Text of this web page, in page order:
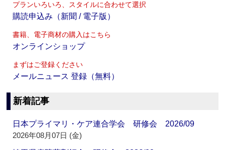
プランいろいろ、スタイルに合わせて選択
購読申込み（新聞 / 電子版）
書籍、電子商材の購入はこちら
オンラインショップ
まずはご登録ください
メールニュース 登録（無料）
新着記事
日本プライマリ・ケア連合学会 研修会 2026/09
2026年08月07日 (金)